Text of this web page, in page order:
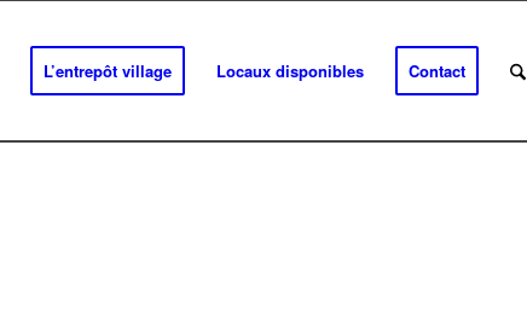
L’entrepôt village Locaux disponibles Contact